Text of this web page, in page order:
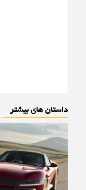
داستان های بیشتر